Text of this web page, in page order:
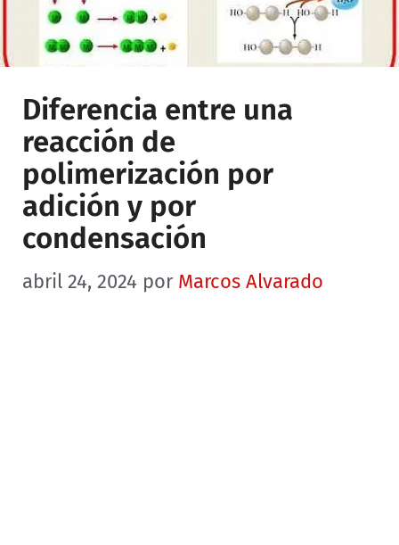
Diferencia entre una
reacción de
polimerización por
adición y por
condensación
abril 24, 2024 por Marcos Alvarado